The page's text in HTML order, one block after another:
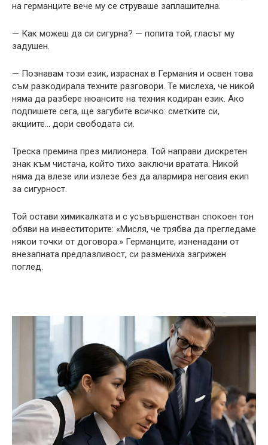
на германците вече му се струваше заплашителна.
— Как можеш да си сигурна? — попита той, гласът му
задушен.
— Познавам този език, израснах в Германия и освен това
съм разкодирала техните разговори. Те мислеха, че никой
няма да разбере нюансите на техния кодиран език. Ако
подпишете сега, ще загубите всичко: сметките си,
акциите… дори свободата си.
Треска премина през милионера. Той направи дискретен
знак към чистача, който тихо заключи вратата. Никой
няма да влезе или излезе без да алармира неговия екип
за сигурност.
Той остави химикалката и с усъвършенстван спокоен тон
обяви на инвеститорите: «Мисля, че трябва да прегледаме
някои точки от договора.» Германците, изненадани от
внезапната предпазливост, си размениха загрижен
поглед.